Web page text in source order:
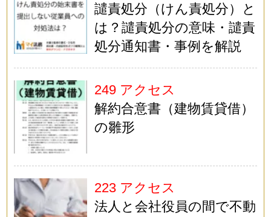
譴責処分（けん責処分）と
は？譴責処分の意味・譴責
処分通知書・事例を解説
249 アクセス
解約合意書（建物賃貸借）
の雛形
223 アクセス
法人と会社役員の間で不動